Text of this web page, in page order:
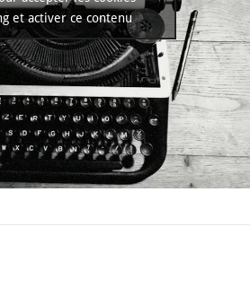
et activer ce contenu